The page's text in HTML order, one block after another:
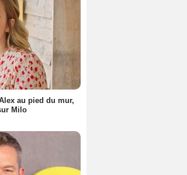
au pied du mur,
Milo